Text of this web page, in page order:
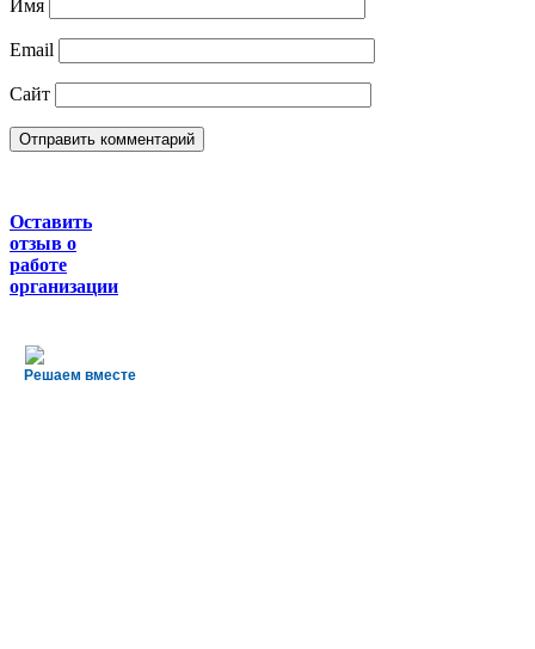
Имя
Email
Сайт
Оставить
отзыв о
работе
организации
Решаем вместе